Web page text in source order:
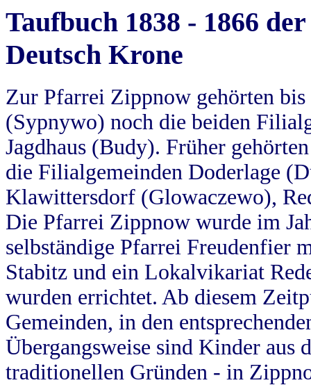
Taufbuch 1838 - 1866
Deutsch Krone
Zur Pfarrei Zippnow gehörten
(Sypnywo) noch die beiden
Jagdhaus (Budy). Früher
die Filialgemeinden Doderlage
Klawittersdorf (Glowaczewo),
Die Pfarrei Zippnow wurde im
selbständige Pfarrei Freudenfier
Stabitz und ein Lokalvikariat
wurden errichtet. Ab diesem
Gemeinden, in den
Übergangsweise sind Kinder aus
traditionellen Gründen - in